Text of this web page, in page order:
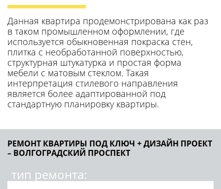
ключ
+ дизайн интерьера
площадь:
92 кв.м
срок выполнения:
КАЛЬКУЛЯТОР РЕМОНТА
ХОЧУ ТАКЖЕ!